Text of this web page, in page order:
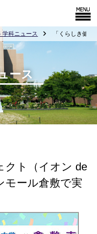
学科ニュース 「くらしき健
ース
クト（イオン de
ール倉敷で実